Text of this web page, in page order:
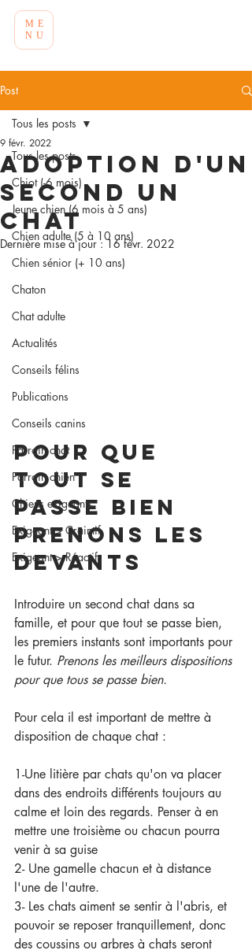
ME
NU
Post
Tous les posts
Chiot (-6 mois)
Jeune chien (6 mois à 5 ans)
Chien adulte (5 à 10 ans)
Chien sénior (+ 10 ans)
Chaton
Chat adulte
Actualités
Conseils félins
Publications
Conseils canins
Parrain chat
Parrain chien
Chiens exigeants
Exigeant > Craintif
Exigeant > Réactif
Tous les posts
Adoption d'un
second un
chat
9 févr. 2022
Dernière mise à jour :16 févr. 2022
Pour que
tout se
passe bien
prenons les
devants
Introduire un second chat dans sa
famille, et pour que tout se passe bien,
les premiers instants sont importants pour
le futur. Prenons les meilleurs dispositions
pour que tous se passe bien.
Pour cela il est important de mettre à
disposition de chaque chat :
1-Une litière par chats qu'on va placer
dans des endroits différents toujours au
calme et loin des regards. Penser à en
mettre une troisième ou chacun pourra
venir à sa guise
2- Une gamelle chacun et à distance
l'une de l'autre.
3- Les chats aiment se sentir à l'abris, et
pouvoir se reposer tranquillement, donc
des coussins ou arbres à chats seront